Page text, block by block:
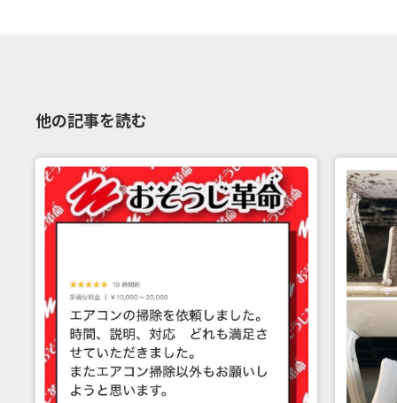
他の記事を読む